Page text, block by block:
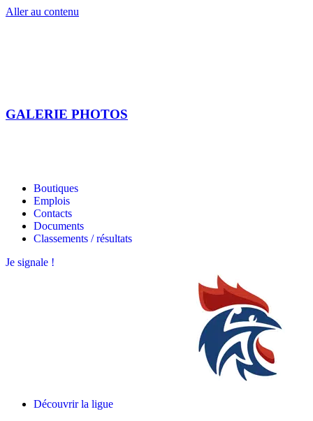
Aller au contenu
GALERIE PHOTOS
Boutiques
Emplois
Contacts
Documents
Classements / résultats
Je signale !
Découvrir la ligue